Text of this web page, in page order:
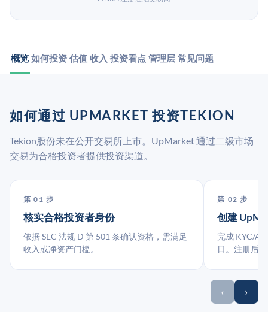
概览 如何投资 估值 收入 投资看点 管理层 常见问题
如何通过 UPMARKET 投资TEKION
Tekion股份未在公开交易所上市。UpMarket 通过二级市场
交易为合格投资者提供投资渠道。
第 01 步
核实合格投资者身份
依据 SEC 法规 D 第 501 条确认资格，需满足
收入或净资产门槛。
第 02 步
创建
完成 KYC/
日。注册后
‹ ›